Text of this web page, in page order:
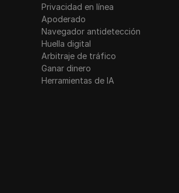
Privacidad en línea
Apoderado
Navegador antidetección
Huella digital
Arbitraje de tráfico
Ganar dinero
Herramientas de IA